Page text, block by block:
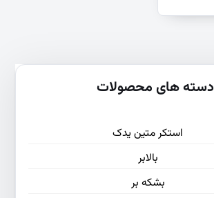
دسته های محصولات
استکر متین یدک
بالابر
بشکه بر